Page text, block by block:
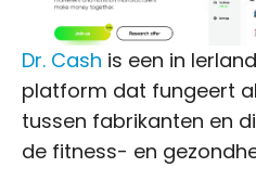
Dr. Cash is een in
platform dat fungeert
tussen fabrikanten en
de fitness- en